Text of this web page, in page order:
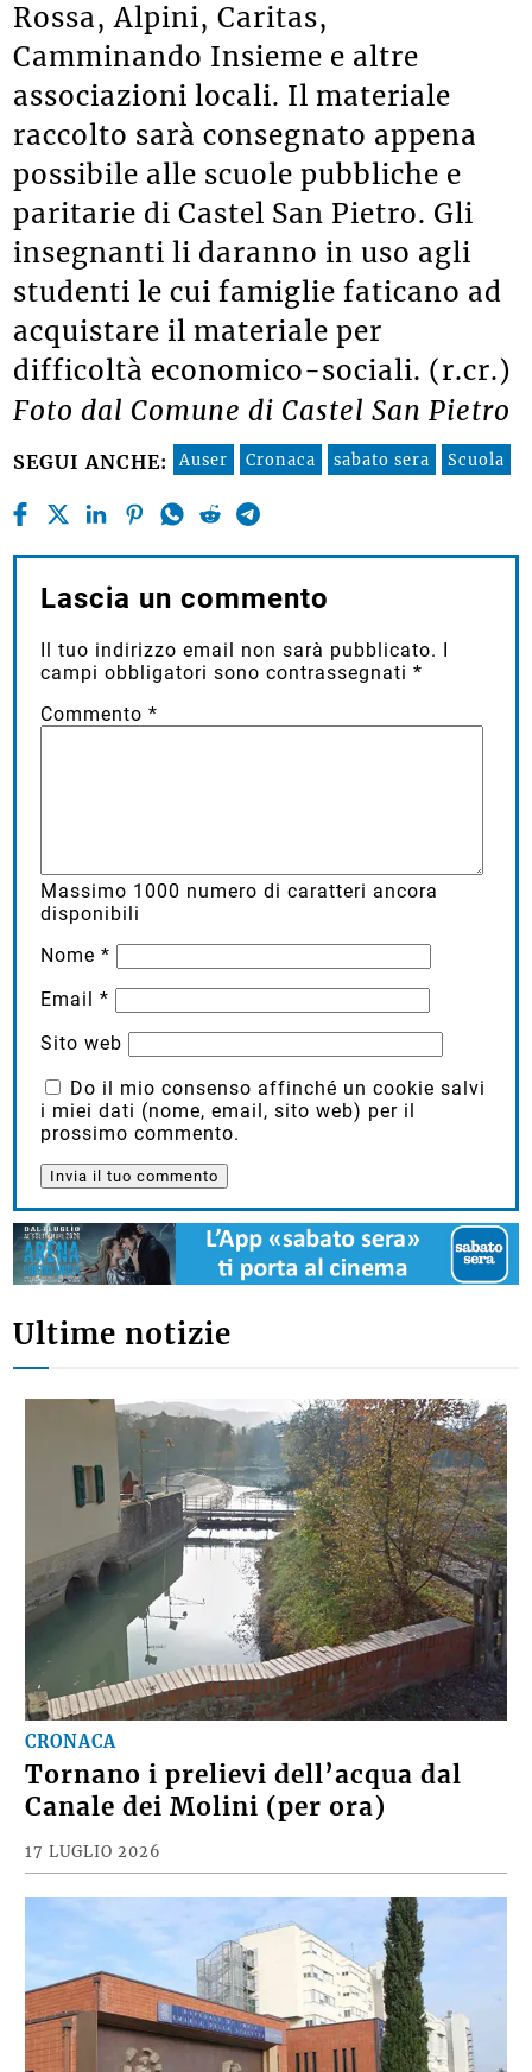
Rossa, Alpini, Caritas,
Camminando Insieme e altre
associazioni locali. Il materiale
raccolto sarà consegnato appena
possibile alle scuole pubbliche e
paritarie di Castel San Pietro. Gli
insegnanti li daranno in uso agli
studenti le cui famiglie faticano ad
acquistare il materiale per
difficoltà economico-sociali. (r.cr.)
Foto dal Comune di Castel San Pietro
SEGUI ANCHE: Auser Cronaca sabato sera Scuola
Lascia un commento
Il tuo indirizzo email non sarà pubblicato. I
campi obbligatori sono contrassegnati*
Commento*
Massimo 1000 numero di caratteri ancora
disponibili
Nome*
Email*
Sito web
Do il mio consenso affinché un cookie salvi
i miei dati (nome, email, sito web) per il
prossimo commento.
Ultime notizie
CRONACA
Tornano i prelievi dell’acqua dal
Canale dei Molini (per ora)
17 LUGLIO 2026